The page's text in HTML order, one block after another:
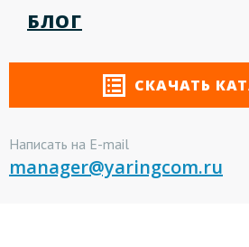
БЛОГ
СКАЧАТЬ
Написать на E-mail
manager@yaringcom.ru